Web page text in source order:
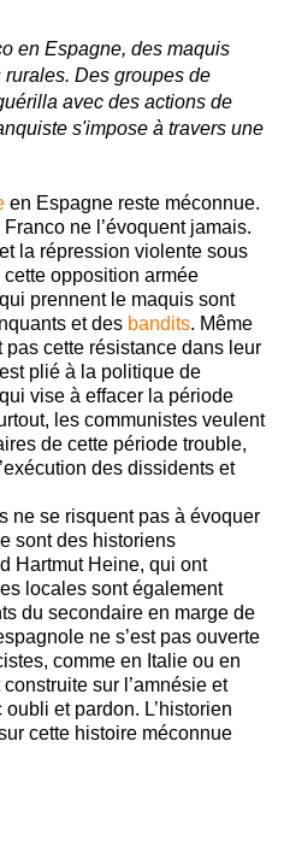
en Espagne, des maquis
Des groupes de
avec des actions de
s'impose à travers une
en Espagne reste méconnue.
ne l’évoquent jamais.
la répression violente sous
opposition armée
prennent le maquis sont
et des bandits. Même
pas cette résistance dans leur
plié à la politique de
vise à effacer la période
les communistes veulent
de cette période trouble,
des dissidents et
ne se risquent pas à évoquer
sont des historiens
Hartmut Heine, qui ont
locales sont également
du secondaire en marge de
ne s’est pas ouverte
comme en Italie ou en
sur l’amnésie et
oubli et pardon. L’historien
cette histoire méconnue